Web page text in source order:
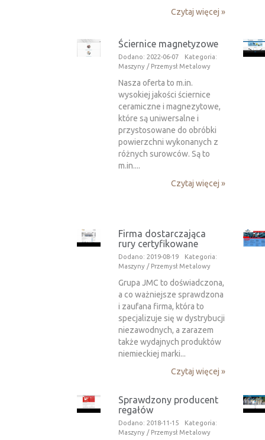
Czytaj więcej »
Ściernice magnetyzowe
Dodano: 2022-06-07
Kategoria:
Maszyny / Przemysł Metalowy
Nasza oferta to m.in.
wysokiej jakości ściernice
ceramiczne i magnezytowe,
które są uniwersalne i
przystosowane do obróbki
powierzchni wykonanych z
różnych surowców. Są to
m.in....
Czytaj więcej »
Firma dostarczająca
rury certyfikowane
Dodano: 2019-08-19
Kategoria:
Maszyny / Przemysł Metalowy
Grupa JMC to doświadczona,
a co ważniejsze sprawdzona
i zaufana firma, która to
specjalizuje się w dystrybucji
niezawodnych, a zarazem
także wydajnych produktów
niemieckiej marki...
Czytaj więcej »
Sprawdzony producent
regałów
Dodano: 2018-11-15
Kategoria:
Maszyny / Przemysł Metalowy